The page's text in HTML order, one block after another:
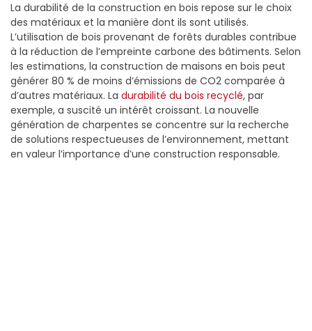
La durabilité de la construction en bois repose sur le choix
des matériaux et la manière dont ils sont utilisés.
L’utilisation de bois provenant de forêts durables contribue
à la réduction de l’empreinte carbone des bâtiments. Selon
les estimations, la construction de maisons en bois peut
générer 80 % de moins d’émissions de CO2 comparée à
d’autres matériaux. La durabilité du bois recyclé, par
exemple, a suscité un intérêt croissant. La nouvelle
génération de charpentes se concentre sur la recherche
de solutions respectueuses de l’environnement, mettant
en valeur l’importance d’une construction responsable.